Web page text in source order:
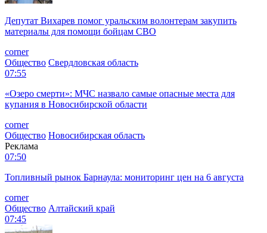
Депутат Вихарев помог уральским волонтерам закупить
материалы для помощи бойцам СВО
corner
Общество Свердловская область
07:55
«Озеро смерти»: МЧС назвало самые опасные места для
купания в Новосибирской области
corner
Общество Новосибирская область
Реклама
07:50
Топливный рынок Барнаула: мониторинг цен на 6 августа
corner
Общество Алтайский край
07:45